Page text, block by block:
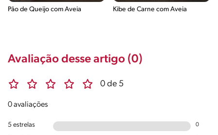
Pão de Queijo com Aveia Kibe de Carne com Aveia
Avaliação desse artigo (0)
0 de 5
0 avaliações
5 estrelas 0